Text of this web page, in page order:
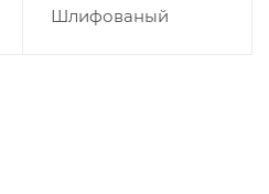
Шлифованый